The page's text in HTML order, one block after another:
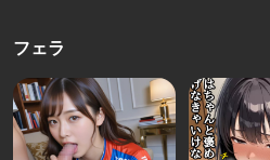
フェラ